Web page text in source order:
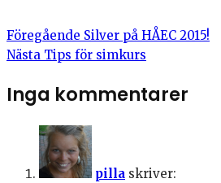
Föregående Silver på HÅEC 2015!
Nästa Tips för simkurs
Inga kommentarer
pilla skriver: